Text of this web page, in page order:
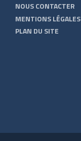
NOUS CONTACTER
MENTIONS LÉGALES
PLAN DU SITE